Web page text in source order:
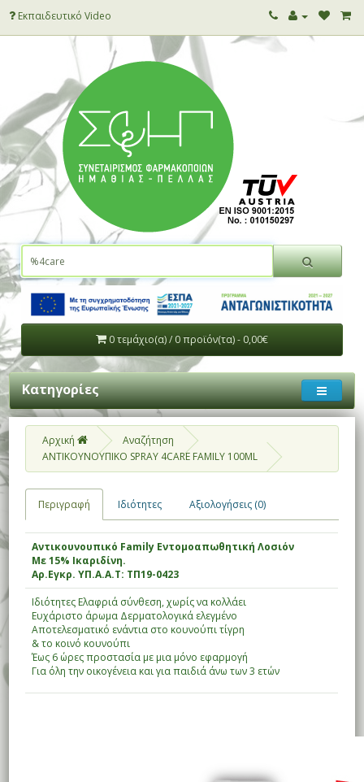
Εκπαιδευτικό Video
0 τεμάχιο(α) / 0 προϊόν(τα) - 0,00€
Κατηγορίες
Αρχική
Αναζήτηση
ΑΝΤΙΚΟΥΝΟΥΠΙΚΟ SPRAY 4CARE FAMILY 100ML
Περιγραφή Ιδιότητες Αξιολογήσεις (0)
Αντικουνουπικό Family Εντομοαπωθητική Λοσιόν
Με 15% Ικαριδίνη.
Αρ.Εγκρ. ΥΠ.Α.Α.Τ: ΤΠ19-0423
Ιδιότητες Ελαφριά σύνθεση, χωρίς να κολλάει
Ευχάριστο άρωμα Δερματολογικά ελεγμένο
Αποτελεσματικό ενάντια στο κουνούπι τίγρη
& το κοινό κουνούπι
Έως 6 ώρες προστασία με μια μόνο εφαρμογή
Για όλη την οικογένεια και για παιδιά άνω των 3 ετών